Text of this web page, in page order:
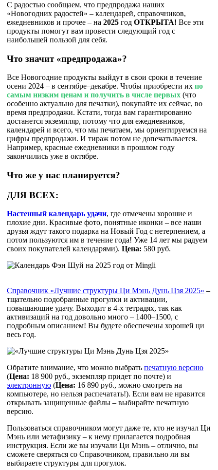
С радостью сообщаем, что предпродажа наших
«Новогодних радостей» – календарей, справочников,
ежедневников и прочее – на 2025 год ОТКРЫТА! Все эти
продукты помогут вам провести следующий год с
наибольшей пользой для себя.
Что значит «предпродажа»?
Все Новогодние продукты выйдут в свои сроки в течение
осени 2024 – в сентябре–декабре. Чтобы приобрести их по
самым низким ценам и получить в числе первых (что
особенно актуально для печатки), покупайте их сейчас, во
время предпродажи. Кстати, тогда вам гарантированно
достанется экземпляр, потому что для ежедневников,
календарей и всего, что мы печатаем, мы ориентируемся на
цифры предпродажи. И тираж потом не допечатывается.
Например, красные ежедневники в прошлом году
закончились уже в октябре.
Что же у нас планируется?
ДЛЯ ВСЕХ:
Настенный календарь удачи, где отмечены хорошие и
плохие дни. Красивые фото, понятные иконки – все наши
друзья ждут такого подарка на Новый Год с нетерпением, а
потом пользуются им в течение года! Уже 14 лет мы радуем
своих покупателей календарями). Цена: 580 руб.
Справочник «Лучшие структуры Ци Мэнь Дунь Цзя 2025» –
тщательно подобранные прогулки и активации,
повышающие удачу. Выходит в 4-х тетрадях, так как
активизаций на год довольно много – 1400–1500, с
подробным описанием! Вы будете обеспечены хорошей ци
весь год.
Обратите внимание, что можно выбрать печатную версию
(Цена: 18 900 руб., экземпляр придет по почте) и
электронную (Цена: 16 890 руб., можно смотреть на
компьютере, но нельзя распечатать!). Если вам не нравится
открывать защищенные файлы – выбирайте печатную
версию.
Пользоваться справочником могут даже те, кто не изучал Ци
Мэнь или метафизику – к нему прилагается подробная
инструкция. Если же вы изучали Ци Мэнь – отлично, вы
сможете сверяться со Справочником, правильно ли вы
выбираете структуры для прогулок.